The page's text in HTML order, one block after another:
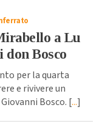
a Lu
Bosco
per la quarta
e rivivere un
Bosco. [...]